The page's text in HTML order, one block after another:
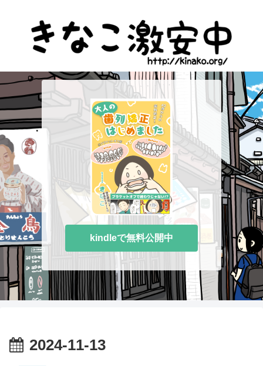
kindleで無料公開中
2024-11-13